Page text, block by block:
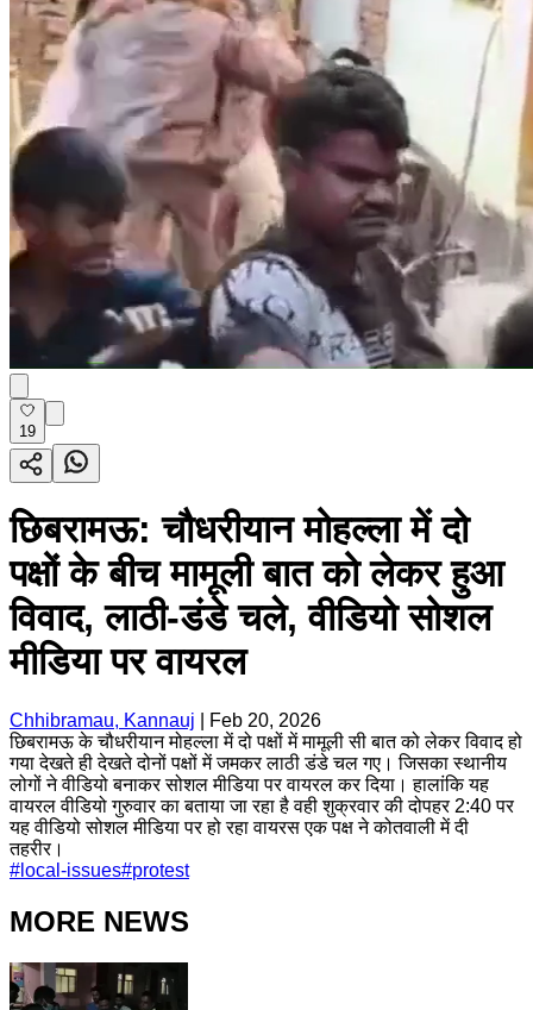
19
छिबरामऊ: चौधरीयान मोहल्ला में दो
पक्षों के बीच मामूली बात को लेकर हुआ
विवाद, लाठी-डंडे चले, वीडियो सोशल
मीडिया पर वायरल
Chhibramau, Kannauj
Feb 20, 2026
छिबरामऊ के चौधरीयान मोहल्ला में दो पक्षों में मामूली सी बात को लेकर विवाद हो
गया देखते ही देखते दोनों पक्षों में जमकर लाठी डंडे चल गए। जिसका स्थानीय
लोगों ने वीडियो बनाकर सोशल मीडिया पर वायरल कर दिया। हालांकि यह
वायरल वीडियो गुरुवार का बताया जा रहा है वही शुक्रवार की दोपहर 2:40 पर
यह वीडियो सोशल मीडिया पर हो रहा वायरस एक पक्ष ने कोतवाली में दी
तहरीर।
# local-issues#protest
MORE NEWS